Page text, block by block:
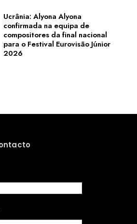
Ucrânia: Alyona Alyona
confirmada na equipa de
compositores da final nacional
para o Festival Eurovisão Júnior
2026